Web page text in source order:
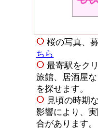
桜の写真、
ちら
最寄駅をク
旅館、居酒屋
を探せます。
見頃の時期
影響により、
合があります。